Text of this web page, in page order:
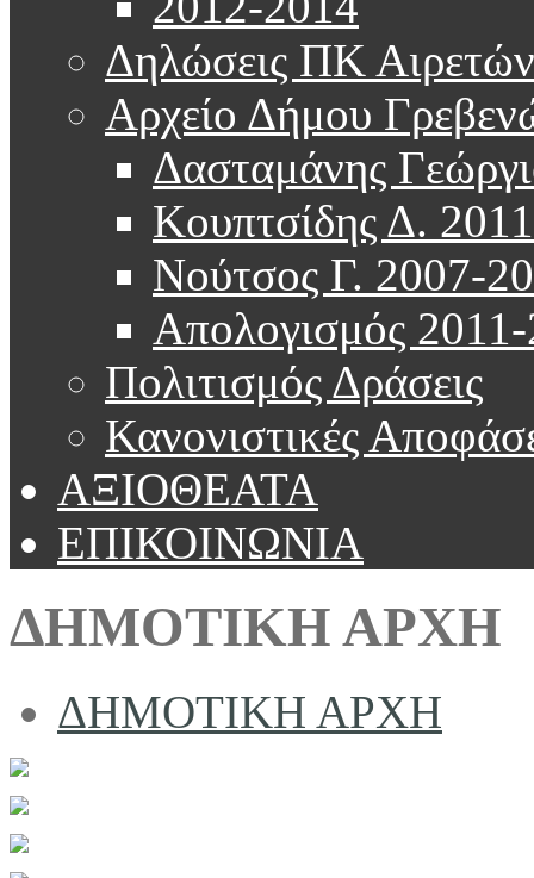
Δηλώσεις ΠΚ Αιρετών
Αρχείο Δήμου
Δασταμάνης
Κουπτσίδης Δ.
Νούτσος Γ. 2007-
Απολογισμός
Πολιτισμός Δράσεις
Κανονιστικές
ΑΞΙΟΘΕΑΤΑ
ΕΠΙΚΟΙΝΩΝΙΑ
ΔΗΜΟΤΙΚΗ ΑΡΧΗ
ΔΗΜΟΤΙΚΗ ΑΡΧΗ